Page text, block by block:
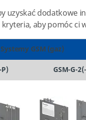
uzyskać dodatkowe
aby pomóc ci
Systemy GSM (gaz)
GSM-G-